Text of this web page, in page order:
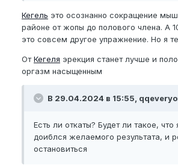
Кегель это осознанно сокращение
районе от жопы до полового члена. А
это совсем другое упражнение. Но я
ОтКегеля эрекция станет лучше и
оргазм насыщенным
В 29.04.2024 в 15:55,
Есть ли откаты? Будет ли такое,
доиблся желаемого результата, и
остановиться